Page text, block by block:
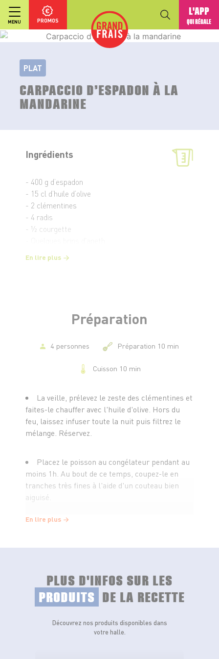
MENU PROMOS
L'APP
QUI RÉGALE
PLAT
CARPACCIO D’ESPADON À LA
MANDARINE
Ingrédients
- 400 g d’espadon
- 15 cl d’huile d’olive
- 2 clémentines
- 4 radis
- ½ courgette
- Le jus de 2 citrons
En lire plus
Préparation
4 personnes Préparation 10 min
Cuisson 10 min
La veille, prélevez le zeste des clémentines et
faites-le chauffer avec l'huile d'olive. Hors du
feu, laissez infuser toute la nuit puis filtrez le
mélange. Réservez.
Placez le poisson au congélateur pendant au
moins 1h. Au bout de ce temps, coupez-le en
tranches très fines à l'aide d'un couteau bien
aiguisé.
Disposez les tranches d’espadon sur un
poivre puis ajoutez l'huile à la clémentine et le
Pendant ce temps, pelez les oignons, coupez
rondelles très fines. Mélangez les légumes.
En lire plus
PLUS D'INFOS SUR LES
PRODUITS DE LA RECETTE
Découvrez nos produits disponibles dans
votre halle.